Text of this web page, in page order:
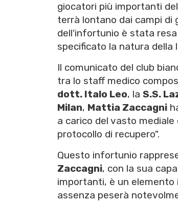
giocatori più importanti
terrà lontano dai campi di
dell'infortunio è stata
specificato la natura della
Il comunicato del club
tra lo staff medico
dott. Italo Leo, la S.S.
Milan, Mattia Zaccagni
a carico del vasto
protocollo di recupero".
Questo infortunio
Zaccagni, con la sua
importanti, è un elemento
assenza peserà